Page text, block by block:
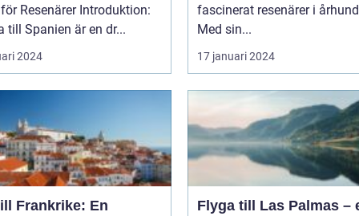
Introduktion:
till Spanien är en dr...
2024
fascinerat resenärer i
Med sin...
17 januari 2024
Frankrike: En
Flyga till Las Palmas –